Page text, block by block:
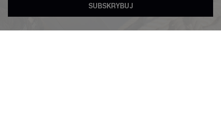
4.4
SUBSKRYBUJ